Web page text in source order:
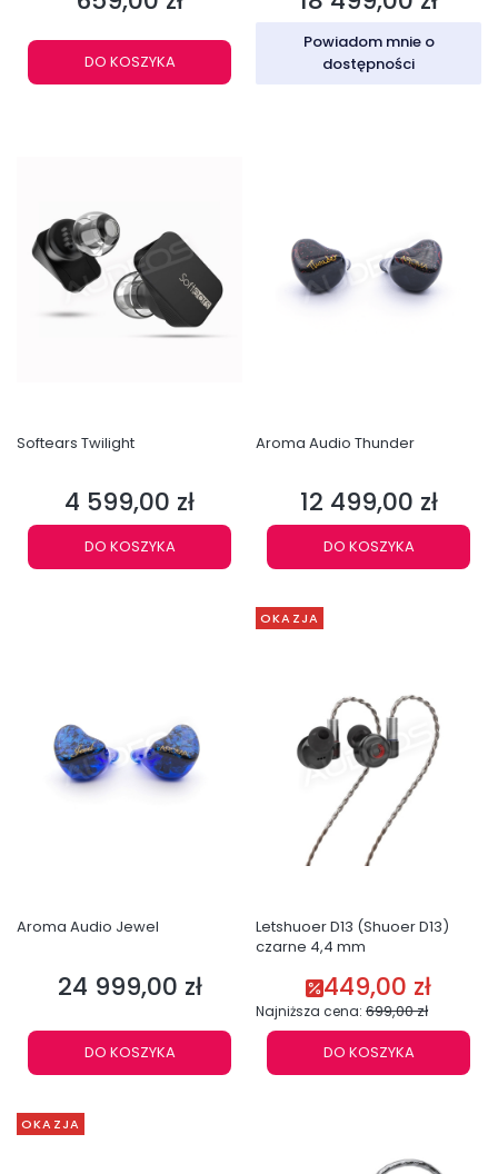
DO KOSZYKA
Powiadom mnie o
dostępności
Softears Twilight
Cena
4 599,00 zł
DO KOSZYKA
Aroma Audio Thunder
Cena
12 499,00 zł
DO KOSZYKA
Aroma Audio Jewel
Cena
24 999,00 zł
DO KOSZYKA
OKAZJA
Letshuoer D13 (Shuoer D13)
czarne 4,4 mm
Cena promocyjna
449,00 zł
Najniższa cena: 699,00 zł
DO KOSZYKA
OKAZJA